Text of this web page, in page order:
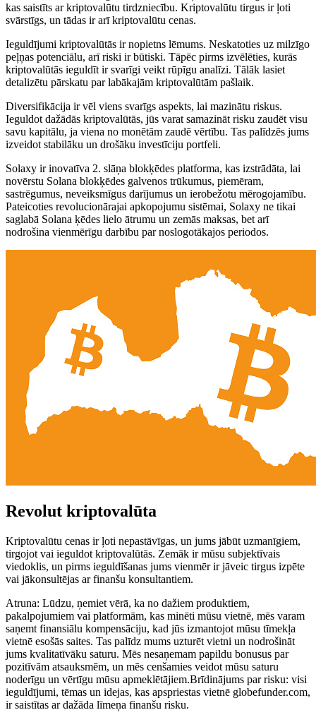
kas saistīts ar kriptovalūtu tirdzniecību. Kriptovalūtu tirgus ir ļoti
svārstīgs, un tādas ir arī kriptovalūtu cenas.
Ieguldījumi kriptovalūtās ir nopietns lēmums. Neskatoties uz milzīgo
peļņas potenciālu, arī riski ir būtiski. Tāpēc pirms izvēlēties, kurās
kriptovalūtās ieguldīt ir svarīgi veikt rūpīgu analīzi. Tālāk lasiet
detalizētu pārskatu par labākajām kriptovalūtām pašlaik.
Diversifikācija ir vēl viens svarīgs aspekts, lai mazinātu riskus.
Ieguldot dažādās kriptovalūtās, jūs varat samazināt risku zaudēt visu
savu kapitālu, ja viena no monētām zaudē vērtību. Tas palīdzēs jums
izveidot stabilāku un drošāku investīciju portfeli.
Solaxy ir inovatīva 2. slāņa blokķēdes platforma, kas izstrādāta, lai
novērstu Solana blokķēdes galvenos trūkumus, piemēram,
sastrēgumus, neveiksmīgus darījumus un ierobežotu mērogojamību.
Pateicoties revolucionārajai apkopojumu sistēmai, Solaxy ne tikai
saglabā Solana ķēdes lielo ātrumu un zemās maksas, bet arī
nodrošina vienmērīgu darbību par noslogotākajos periodos.
Revolut kriptovalūta
Kriptovalūtu cenas ir ļoti nepastāvīgas, un jums jābūt uzmanīgiem,
tirgojot vai ieguldot kriptovalūtās. Zemāk ir mūsu subjektīvais
viedoklis, un pirms ieguldīšanas jums vienmēr ir jāveic tirgus izpēte
vai jākonsultējas ar finanšu konsultantiem.
Atruna: Lūdzu, ņemiet vērā, ka no dažiem produktiem,
pakalpojumiem vai platformām, kas minēti mūsu vietnē, mēs varam
saņemt finansiālu kompensāciju, kad jūs izmantojot mūsu tīmekļa
vietnē esošās saites. Tas palīdz mums uzturēt vietni un nodrošināt
jums kvalitatīvāku saturu. Mēs nesaņemam papildu bonusus par
pozitīvām atsauksmēm, un mēs cenšamies veidot mūsu saturu
noderīgu un vērtīgu mūsu apmeklētājiem.Brīdinājums par risku: visi
ieguldījumi, tēmas un idejas, kas apspriestas vietnē globefunder.com,
ir saistītas ar dažāda līmeņa finanšu risku.